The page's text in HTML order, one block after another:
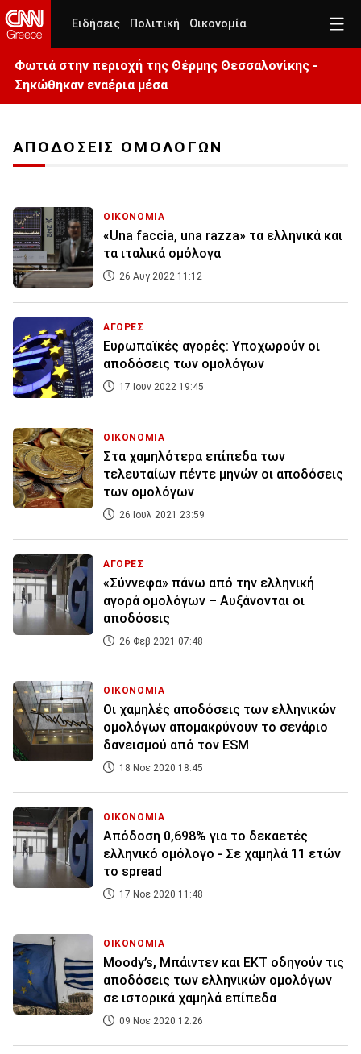
Ειδήσεις Πολιτική Οικονομία
Φωτιά στην περιοχή της Θέρμης Θεσσαλονίκης -
Σηκώθηκαν εναέρια μέσα
ΑΠΟΔΟΣΕΙΣ ΟΜΟΛΟΓΩΝ
ΟΙΚΟΝΟΜΙΑ
«Una faccia, una razza» τα ελληνικά και
τα ιταλικά ομόλογα
26 Αυγ 2022 11:12
ΑΓΟΡΕΣ
Ευρωπαϊκές αγορές: Υποχωρούν οι
αποδόσεις των ομολόγων
17 Ιουν 2022 19:45
ΟΙΚΟΝΟΜΙΑ
Στα χαμηλότερα επίπεδα των
τελευταίων πέντε μηνών οι αποδόσεις
των ομολόγων
26 Ιουλ 2021 23:59
ΑΓΟΡΕΣ
«Σύννεφα» πάνω από την ελληνική
αγορά ομολόγων – Αυξάνονται οι
αποδόσεις
26 Φεβ 2021 07:48
ΟΙΚΟΝΟΜΙΑ
Οι χαμηλές αποδόσεις των ελληνικών
ομολόγων απομακρύνουν το σενάριο
δανεισμού από τον ESM
18 Νοε 2020 18:45
ΟΙΚΟΝΟΜΙΑ
Απόδοση 0,698% για το δεκαετές
ελληνικό ομόλογο - Σε χαμηλά 11 ετών
το spread
17 Νοε 2020 11:48
ΟΙΚΟΝΟΜΙΑ
Moody’s, Μπάιντεν και ΕΚΤ οδηγούν τις
αποδόσεις των ελληνικών ομολόγων
σε ιστορικά χαμηλά επίπεδα
09 Νοε 2020 12:26